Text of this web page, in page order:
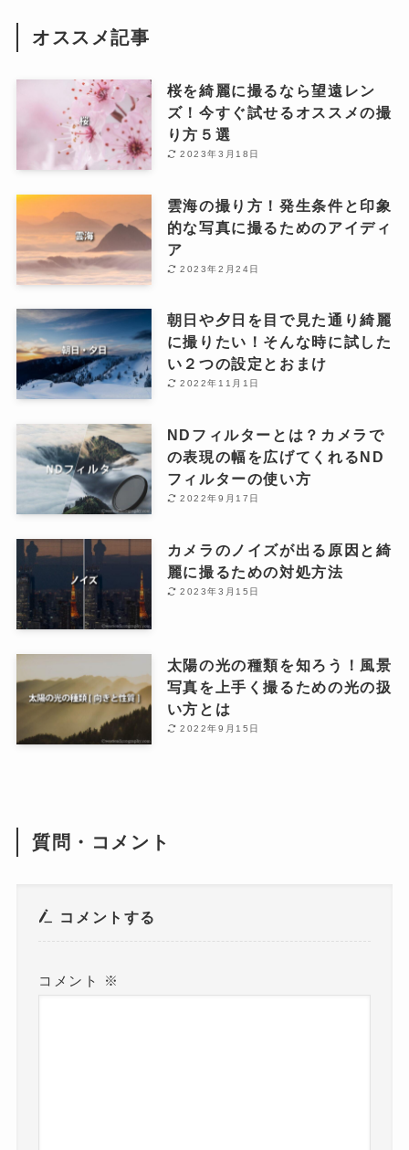
オススメ記事
桜を綺麗に撮るなら望遠レン
ズ！今すぐ試せるオススメの撮
り方５選
2023年3月18日
雲海の撮り方！発生条件と印象
的な写真に撮るためのアイディ
ア
2023年2月24日
朝日や夕日を目で見た通り綺麗
に撮りたい！そんな時に試した
い２つの設定とおまけ
2022年11月1日
NDフィルターとは？カメラで
の表現の幅を広げてくれるND
フィルターの使い方
2022年9月17日
カメラのノイズが出る原因と綺
麗に撮るための対処方法
2023年3月15日
太陽の光の種類を知ろう！風景
写真を上手く撮るための光の扱
い方とは
2022年9月15日
質問・コメント
コメントする
コメント ※